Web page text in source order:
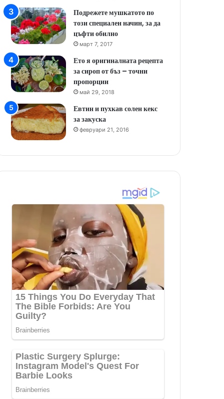
Подрежете мушкатото по
този специален начин, за да
цъфти обилно
март 7, 2017
Ето я оригиналната рецепта
за сироп от бъз – точни
пропорции
май 29, 2018
Евтин и пухкав солен кекс
за закуска
февруари 21, 2016